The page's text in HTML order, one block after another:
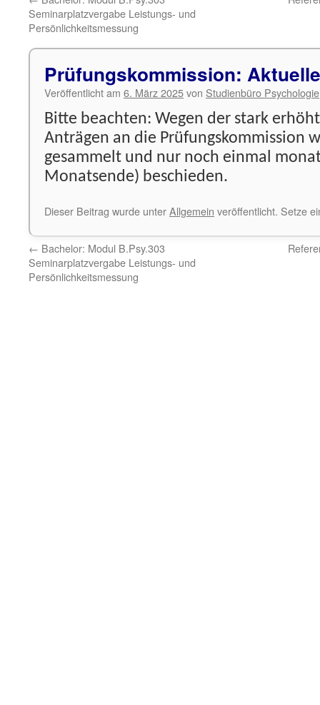
Seminarplatzvergabe Leistungs- und
Persönlichkeitsmessung
Prüfungskommission:
Veröffentlicht am 6. März 2025von Studienbüro Psychologie
Bitte beachten: Wegen der stark
Anträgen an die Prüfungskommission
gesammelt und nur noch einmal
Monatsende) beschieden.
Dieser Beitrag wurde unterAllgemein veröffentlicht. Setze
← Bachelor: Modul B.Psy.303
Seminarplatzvergabe Leistungs- und
Persönlichkeitsmessung